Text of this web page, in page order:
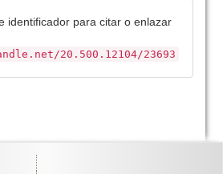
identificador para citar o enlazar
20.500.12104/23693